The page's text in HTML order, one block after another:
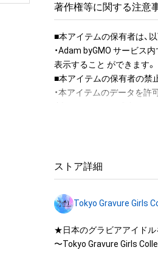
著作権等に関する注意
■本アイテムの保有者は、
・Adam byGMO サービス
表示すること ができます。
■本アイテムの保有者の禁
・本アイテムのデータを
用またはその恐れのある利
・本アイテムの購入、売却
の他第三者が損害を被った
ストア詳細
Tokyo Gravure Girls
★日本のグラビアアイド
〜Tokyo Gravure Girls